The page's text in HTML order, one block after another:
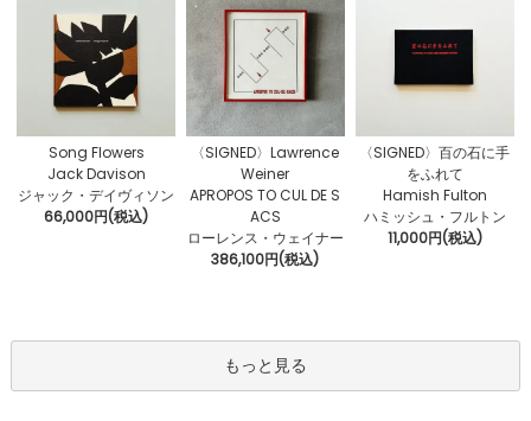
Song Flowers
Jack Davison
ジャック・デイヴィソン
66,000円(税込)
〈SIGNED〉Lawrence
Weiner
APROPOS TO CUL DE S
ACS
ローレンス・ウェイナー
386,100円(税込)
〈SIGNED〉百の石に手
をふれて
Hamish Fulton
ハミッシュ・フルトン
11,000円(税込)
もっと見る